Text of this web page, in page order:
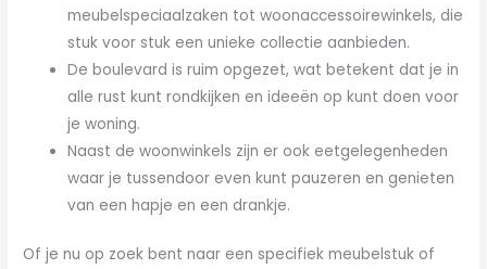
meubelspeciaalzaken tot woonaccessoirewinkels, die
stuk voor stuk een unieke collectie aanbieden.
De boulevard is ruim opgezet, wat betekent dat je in
alle rust kunt rondkijken en ideeën op kunt doen voor
je woning.
Naast de woonwinkels zijn er ook eetgelegenheden
waar je tussendoor even kunt pauzeren en genieten
van een hapje en een drankje.
Of je nu op zoek bent naar een specifiek meubelstuk of